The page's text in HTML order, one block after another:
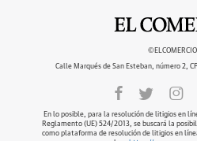
Calle Marqués de San Esteban, número 2,
En lo posible, para la resolución de litigios en
Reglamento (UE) 524/2013, se buscará la
como plataforma de resolución de litigios en